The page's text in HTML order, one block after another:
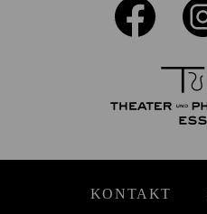
KONTAKT